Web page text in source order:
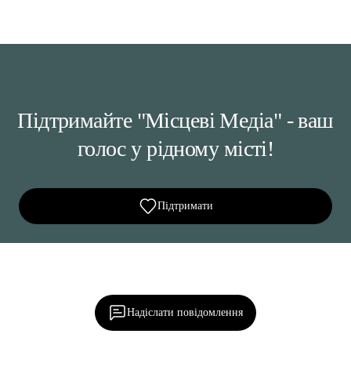
Підтримайте "Місцеві Медіа" - ваш
голос у рідному місті!
Підтримати
Надіслати повідомлення